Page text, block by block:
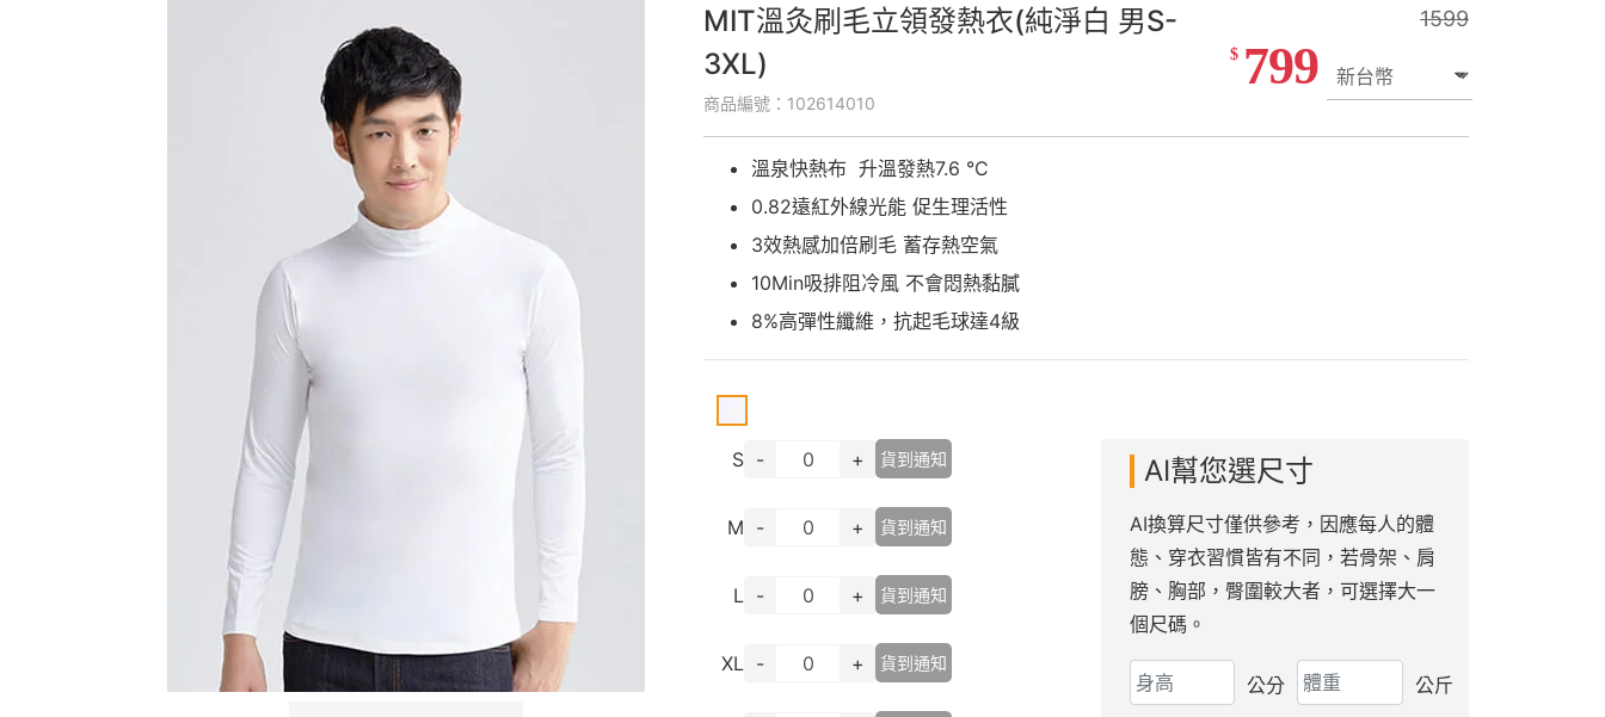
MIT溫灸刷毛立領發熱衣(純淨白 男S-
3XL)
商品編號：102614010
1599
$ 799
溫泉快熱布 升溫發熱7.6 °C
0.82遠紅外線光能 促生理活性
3效熱感加倍刷毛 蓄存熱空氣
10Min吸排阻冷風 不會悶熱黏膩
8%高彈性纖維，抗起毛球達4級
S - + 貨到通知
M - + 貨到通知
L - + 貨到通知
XL - + 貨到通知
AI幫您選尺寸
AI換算尺寸僅供參考，因應每人的體
態、穿衣習慣皆有不同，若骨架、肩
膀、胸部，臀圍較大者，可選擇大一
個尺碼。
公分 公斤